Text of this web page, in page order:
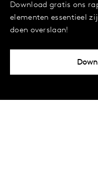
Download gratis ons
elementen essentieel
doen overslaan!